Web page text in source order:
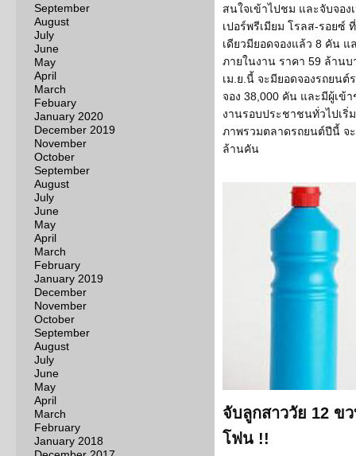
September
August
July
June
May
April
March
Febuary
January 2020
December 2019
November
October
September
August
July
June
May
April
March
February
January 2019
December
November
October
September
August
July
June
May
April
March
February
January 2018
สนใจเข้าไปชม และจับจอ
เปอร์พรีเมียม โรลส-รอยซ์
เดียวมียอดจองแล้ว 8 คัน
ภายในงาน ราคา 59 ล้าน
เม.ย.นี้ จะมียอดจองรถยนต์
จอง 38,000 คัน และมีผู้เข้
งานรอบประชาชนทั่วไปเริ่
ภาพรวมตลาดรถยนต์ปีนี้ จ
ล้านคัน
จับลูกสาววัย 12 ข
โฟน !!